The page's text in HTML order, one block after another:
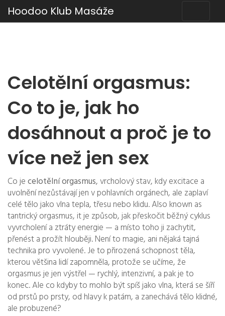
Hoodoo Klub Masáže
Celotělní orgasmus:
Co to je, jak ho
dosáhnout a proč je to
více než jen sex
Co jecelotělní orgasmus,vrcholový stav, kdy excitace a
uvolnění nezůstávají jen v pohlavních orgánech, ale zaplaví
celé tělo jako vlna tepla, třesu nebo klidu. Also known as
tantrický orgasmus, it je způsob, jak přeskočit běžný cyklus
vyvrcholení a ztráty energie — a místo toho ji zachytit,
přenést a prožít hlouběji.Není to magie, ani nějaká tajná
technika pro vyvolené. Je to přirozená schopnost těla,
kterou většina lidí zapomněla, protože se učíme, že
orgasmus je jen výstřel — rychlý, intenzivní, a pak je to
konec. Ale co kdyby to mohlo být spíš jako vlna, která se šíří
od prstů po prsty, od hlavy k patám, a zanechává tělo klidné,
ale probuzené?